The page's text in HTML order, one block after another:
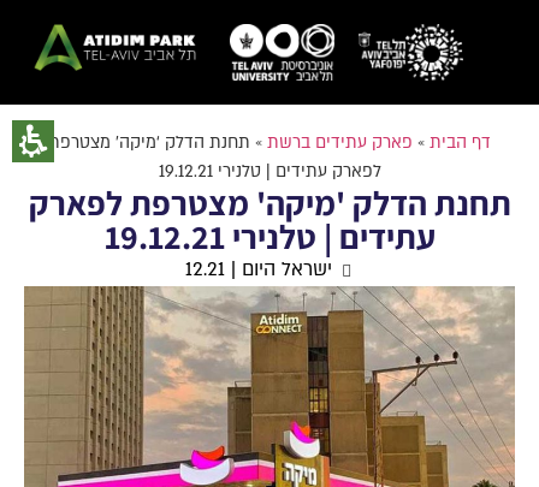
דף הבית » פארק עתידים ברשת » תחנת הדלק ‘מיקה’ מצטרפת
לפארק עתידים | טלנירי 19.12.21
תחנת הדלק 'מיקה' מצטרפת לפארק
עתידים | טלנירי 19.12.21
ישראל היום | 12.21